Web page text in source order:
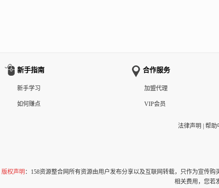
新手指南
新手学习
如何赚点
合作服务
加盟代理
VIP会员
法律声明 帮助
版权声明 ：158资源整合网所有资源由用户发布分享以及互联网转载，只作为宣传
相关费用，您若